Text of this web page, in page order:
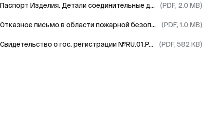
Паспорт Изделия. Детали соединительные для полипропиленовых напорных трубопроводов Valtec (PDF, 2.0 MB)
Отказное письмо в области пожарной безопасности №5431-Р Valtec (PDF, 1.0 MB)
Свидетельство о гос. регистрации №RU.01.PA.02.013.E.000842.06.22 (PDF, 582 KB)